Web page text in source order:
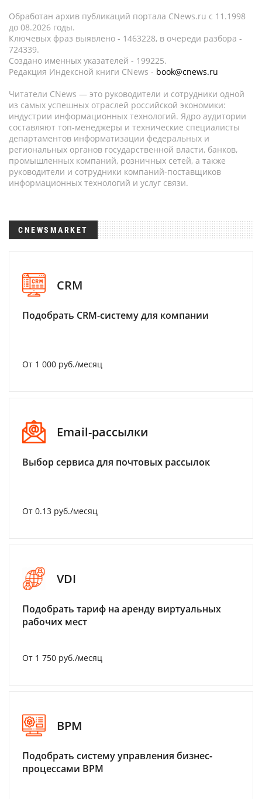
Обработан архив публикаций портала CNews.ru c 11.1998
до 08.2026 годы.
Ключевых фраз выявлено - 1463228, в очереди разбора -
724339.
Создано именных указателей - 199225.
Редакция Индексной книги CNews - book@cnews.ru
Читатели CNews — это руководители и сотрудники одной
из самых успешных отраслей российской экономики:
индустрии информационных технологий. Ядро аудитории
составляют топ-менеджеры и технические специалисты
департаментов информатизации федеральных и
региональных органов государственной власти, банков,
промышленных компаний, розничных сетей, а также
руководители и сотрудники компаний-поставщиков
информационных технологий и услуг связи.
CNEWSMARKET
CRM
Подобрать CRM-систему для компании
От 1 000 руб./месяц
Email-рассылки
Выбор сервиса для почтовых рассылок
От 0.13 руб./месяц
VDI
Подобрать тариф на аренду виртуальных
рабочих мест
От 1 750 руб./месяц
BPM
Подобрать систему управления бизнес-
процессами BPM